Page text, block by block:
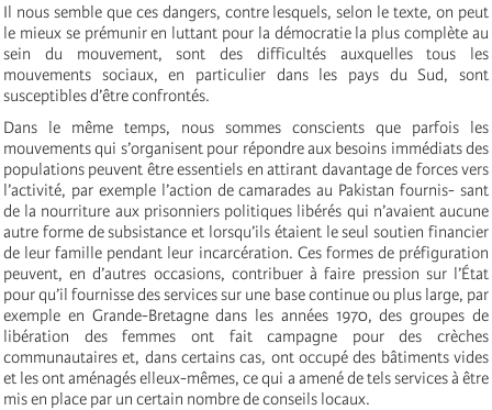
Il nous semble que ces dangers, contre lesquels, selon le texte, on peut
le mieux se prémunir en luttant pour la démocratie la plus complète au
sein du mouvement, sont des difficultés auxquelles tous les
mouvements sociaux, en particulier dans les pays du Sud, sont
susceptibles d’être confrontés.
Dans le même temps, nous sommes conscients que parfois les
mouvements qui s’organisent pour répondre aux besoins immédiats des
populations peuvent être essentiels en attirant davantage de forces vers
l’activité, par exemple l’action de camarades au Pakistan fournis- sant
de la nourriture aux prisonniers politiques libérés qui n’avaient aucune
autre forme de subsistance et lorsqu’ils étaient le seul soutien financier
de leur famille pendant leur incarcération. Ces formes de préfiguration
peuvent, en d’autres occasions, contribuer à faire pression sur l’État
pour qu’il fournisse des services sur une base continue ou plus large, par
exemple en Grande-Bretagne dans les années 1970, des groupes de
libération des femmes ont fait campagne pour des crèches
communautaires et, dans certains cas, ont occupé des bâtiments vides
et les ont aménagés elleux-mêmes, ce qui a amené de tels services à être
mis en place par un certain nombre de conseils locaux.